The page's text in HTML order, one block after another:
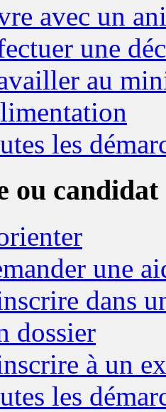
avec un
une
au
les
ou candidat
une
dans
dossier
à un
les